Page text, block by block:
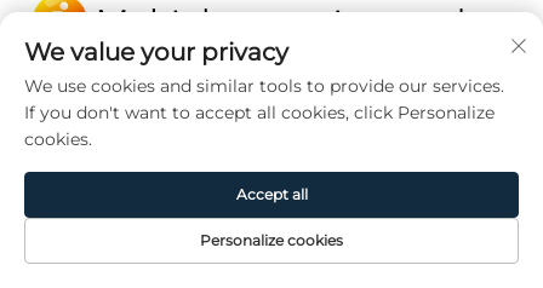
Página de
Producto Acerca de CONTACTO
We value your privacy
We use cookies and similar tools to provide our services.
If you don't want to accept all cookies, click Personalize
cookies.
Personalize cookies
Accept all